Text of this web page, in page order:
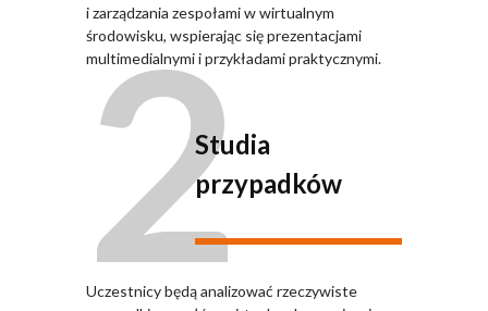
i zarządzania zespołami w wirtualnym
środowisku, wspierając się prezentacjami
multimedialnymi i przykładami praktycznymi.
2
Studia
przypadków
Uczestnicy będą analizować rzeczywiste